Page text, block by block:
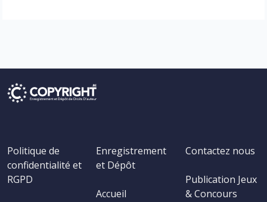
Politique de
confidentialité et
RGPD
Enregistrement
et Dépôt
Accueil
Contactez nous
Publication Jeux
& Concours